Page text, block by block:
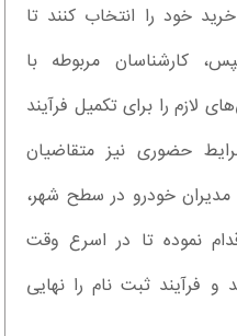
خود را انتخاب کنند تا
کارشناسان مربوطه با
لازم را برای تکمیل فرآیند
حضوری نیز متقاضیان
مدیران خودرو در سطح شهر،
نموده تا در اسرع وقت
و فرآیند ثبت نام را نهایی